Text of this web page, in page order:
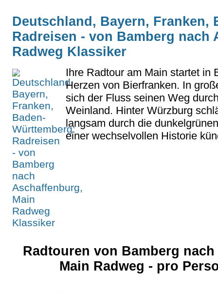
Deutschland, Bayern, Franken,
Radreisen - von Bamberg nach
Radweg Klassiker
Ihre Radtour am Main startet in
Herzen von Bierfranken. In
sich der Fluss seinen Weg
Weinland. Hinter Würzburg
langsam durch die
einer wechselvollen Historie
Radtouren von Bamberg
Main Radweg - pro